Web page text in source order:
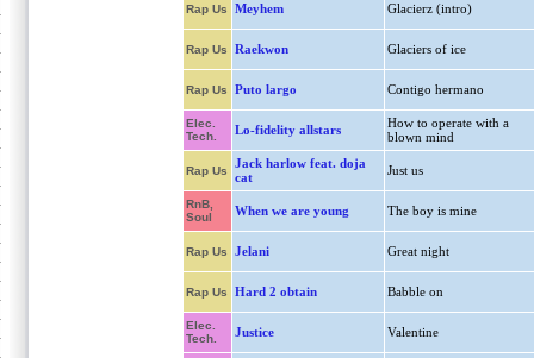
Rap Us Meyhem Glacierz (intro)
Rap Us Raekwon Glaciers of ice
Rap Us Puto largo Contigo hermano
Elec.
Tech.
Lo-fidelity allstars
How to operate with a
blown mind
Rap Us
Jack harlow feat. doja
cat
Just us
RnB,
Soul
When we are young The boy is mine
Rap Us Jelani Great night
Rap Us Hard 2 obtain Babble on
Elec.
Tech.
Justice Valentine